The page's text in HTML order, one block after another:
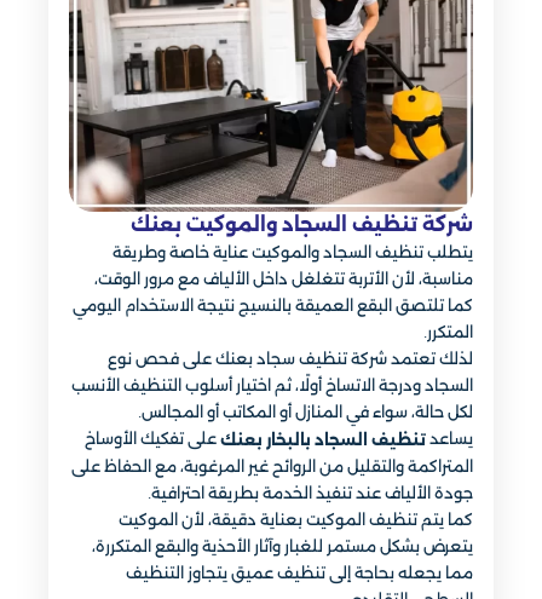
شركة تنظيف السجاد والموكيت بعنك
يتطلب تنظيف السجاد والموكيت عناية خاصة وطريقة
مناسبة، لأن الأتربة تتغلغل داخل الألياف مع مرور الوقت،
كما تلتصق البقع العميقة بالنسيج نتيجة الاستخدام اليومي
المتكرر.
لذلك تعتمد شركة تنظيف سجاد بعنك على فحص نوع
السجاد ودرجة الاتساخ أولًا، ثم اختيار أسلوب التنظيف الأنسب
لكل حالة، سواء في المنازل أو المكاتب أو المجالس.
يساعد تنظيف السجاد بالبخار بعنك على تفكيك الأوساخ
المتراكمة والتقليل من الروائح غير المرغوبة، مع الحفاظ على
جودة الألياف عند تنفيذ الخدمة بطريقة احترافية.
كما يتم تنظيف الموكيت بعناية دقيقة، لأن الموكيت
يتعرض بشكل مستمر للغبار وآثار الأحذية والبقع المتكررة،
مما يجعله بحاجة إلى تنظيف عميق يتجاوز التنظيف